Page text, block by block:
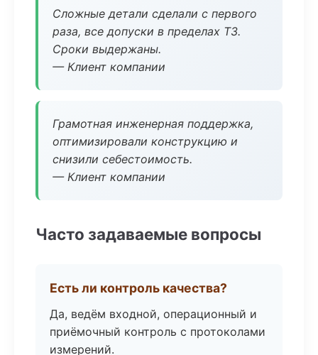
Сложные детали сделали с первого
раза, все допуски в пределах ТЗ.
Сроки выдержаны.
— Клиент компании
Грамотная инженерная поддержка,
оптимизировали конструкцию и
снизили себестоимость.
— Клиент компании
Часто задаваемые вопросы
Есть ли контроль качества?
Да, ведём входной, операционный и
приёмочный контроль с протоколами
измерений.